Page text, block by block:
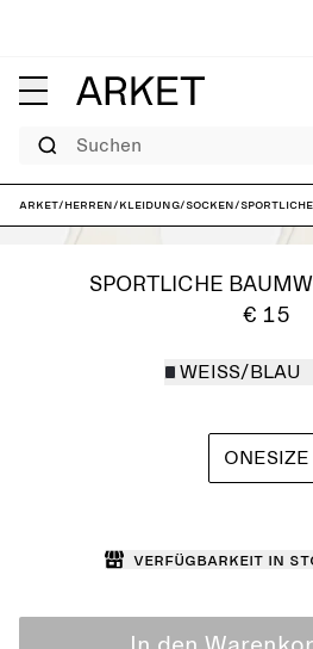
Suchen
ARKET/Herren/Kleidung/Socken/
SPORTLICHE
€ 15
WEISS/BLAU
ONESIZE
Verfügbarkeit in